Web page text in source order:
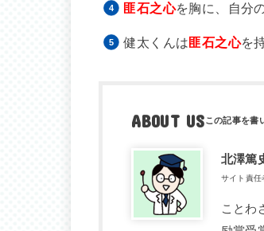
匪石之心を胸に、自分
健太くんは匪石之心を
ABOUT US
北澤篤
サイト責任
ことわ